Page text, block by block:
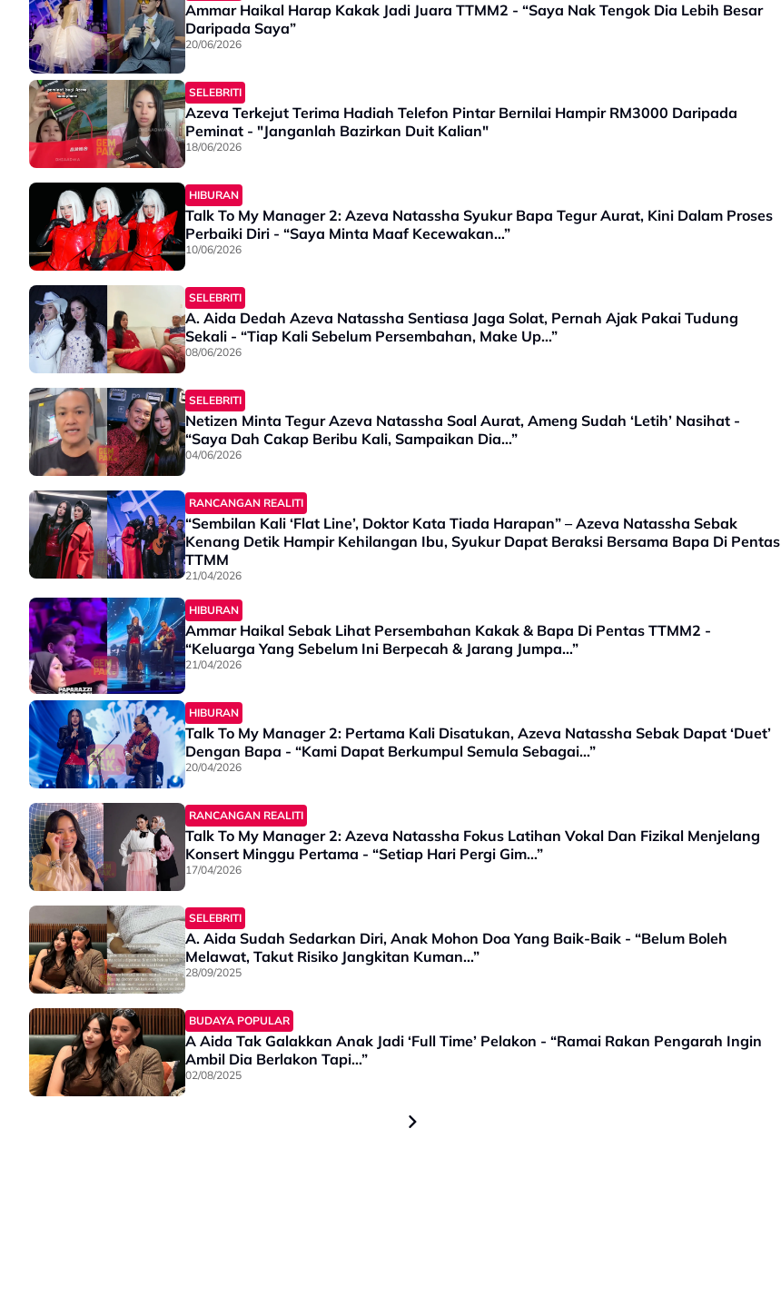
Ammar Haikal Harap Kakak Jadi Juara TTMM2 - “Saya Nak Tengok Dia Lebih Besar
Daripada Saya”
20/06/2026
SELEBRITI
Azeva Terkejut Terima Hadiah Telefon Pintar Bernilai Hampir RM3000 Daripada
Peminat - "Janganlah Bazirkan Duit Kalian"
18/06/2026
HIBURAN
Talk To My Manager 2: Azeva Natassha Syukur Bapa Tegur Aurat, Kini Dalam Proses
Perbaiki Diri - “Saya Minta Maaf Kecewakan…”
10/06/2026
SELEBRITI
A. Aida Dedah Azeva Natassha Sentiasa Jaga Solat, Pernah Ajak Pakai Tudung
Sekali - “Tiap Kali Sebelum Persembahan, Make Up…”
08/06/2026
SELEBRITI
Netizen Minta Tegur Azeva Natassha Soal Aurat, Ameng Sudah ‘Letih’ Nasihat -
“Saya Dah Cakap Beribu Kali, Sampaikan Dia…”
04/06/2026
RANCANGAN REALITI
“Sembilan Kali ‘Flat Line’, Doktor Kata Tiada Harapan” – Azeva Natassha Sebak
Kenang Detik Hampir Kehilangan Ibu, Syukur Dapat Beraksi Bersama Bapa Di Pentas
TTMM
21/04/2026
HIBURAN
Ammar Haikal Sebak Lihat Persembahan Kakak & Bapa Di Pentas TTMM2 -
“Keluarga Yang Sebelum Ini Berpecah & Jarang Jumpa…”
21/04/2026
HIBURAN
Talk To My Manager 2: Pertama Kali Disatukan, Azeva Natassha Sebak Dapat ‘Duet’
Dengan Bapa - “Kami Dapat Berkumpul Semula Sebagai…”
20/04/2026
RANCANGAN REALITI
Talk To My Manager 2: Azeva Natassha Fokus Latihan Vokal Dan Fizikal Menjelang
Konsert Minggu Pertama - “Setiap Hari Pergi Gim…”
17/04/2026
SELEBRITI
A. Aida Sudah Sedarkan Diri, Anak Mohon Doa Yang Baik-Baik - “Belum Boleh
Melawat, Takut Risiko Jangkitan Kuman…”
28/09/2025
BUDAYA POPULAR
A Aida Tak Galakkan Anak Jadi ‘Full Time’ Pelakon - “Ramai Rakan Pengarah Ingin
Ambil Dia Berlakon Tapi…”
02/08/2025